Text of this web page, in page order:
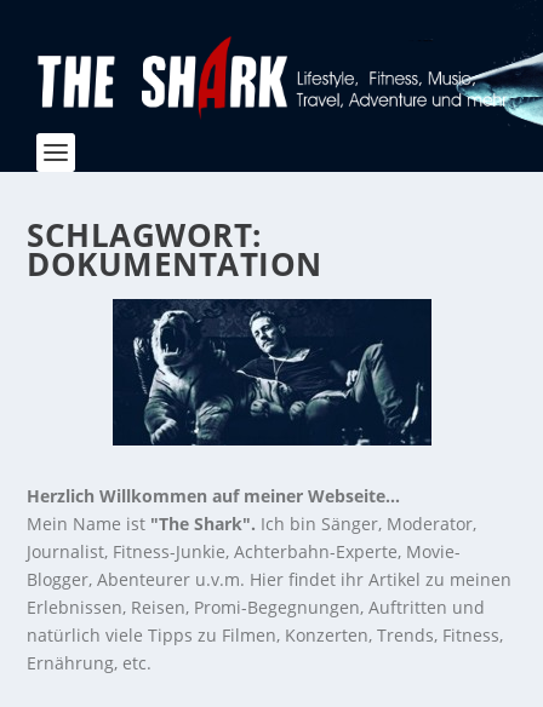
SCHLAGWORT:
DOKUMENTATION
Herzlich Willkommen auf meiner Webseite...
Mein Name ist "The Shark". Ich bin Sänger, Moderator,
Journalist, Fitness-Junkie, Achterbahn-Experte, Movie-
Blogger, Abenteurer u.v.m. Hier findet ihr Artikel zu meinen
Erlebnissen, Reisen, Promi-Begegnungen, Auftritten und
natürlich viele Tipps zu Filmen, Konzerten, Trends, Fitness,
Ernährung, etc.